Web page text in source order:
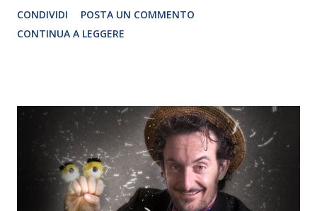
Bergman
CONDIVIDI
POSTA UN COMMENTO
CONTINUA A LEGGERE